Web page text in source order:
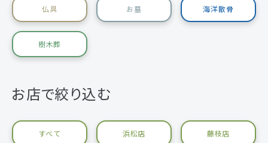
仏具 お墓 海洋散骨
樹木葬
お店で絞り込む
すべて 浜松店 藤枝店